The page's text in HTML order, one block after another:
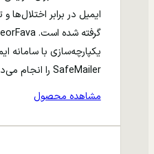
ایمیل در برابر اختلال‌ها
یکپارچه‌سازی با سامانه
SafeMailer را انجام می‌دهد.
مشاهده محصول